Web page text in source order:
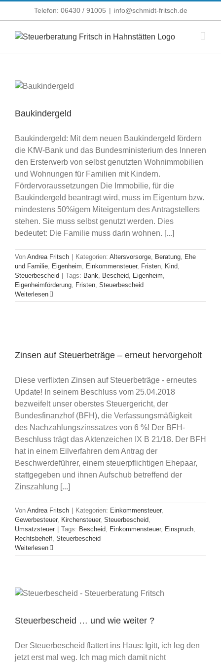
Telefon: 06430 / 91005 | info@schmidt-fritsch.de
Baukindergeld
Baukindergeld: Mit dem neuen Baukindergeld fördern
die KfW-Bank und das Bundesministerium des Inneren
den Ersterwerb von selbst genutzten Wohnimmobilien
und Wohnungen für Familien mit Kindern.
Fördervoraussetzungen Die Immobilie, für die
Baukindergeld beantragt wird, muss im Eigentum bzw.
mindestens 50%igem Miteigentum des Antragstellers
stehen. Sie muss selbst genutzt werden. Dies
bedeutet: Die Familie muss darin wohnen. [...]
Von Andrea Fritsch Kategorien: Altersvorsorge Beratung
Ehe
und Familie
Eigenheim Einkommensteuer, Fristen Kind
Steuerbescheid
Tags: Bank Bescheid Eigenheim
Eigenheimförderung
Fristen Steuerbescheid
Weiterlesen
Zinsen auf Steuerbeträge – erneut hervorgeholt
Diese verflixten Zinsen auf Steuerbeträge - erneutes
Update! In seinem Beschluss vom 25.04.2018
bezweifelt unser oberstes Steuergericht, der
Bundesfinanzhof (BFH), die Verfassungsmäßigkeit
des Nachzahlungszinssatzes von 6 %! Der BFH-
Beschluss trägt das Aktenzeichen IX B 21/18. Der BFH
hat in einem Eilverfahren dem Antrag der
Beschwerdeführer, einem steuerpflichtigen Ehepaar,
stattgegeben und ihnen Aufschub betreffend der
Zinszahlung [...]
Von Andrea Fritsch Kategorien: Einkommensteuer,
Gewerbesteuer, Kirchensteuer, Steuerbescheid
Umsatzsteuer
Tags: Bescheid Einkommensteuer, Einspruch
Rechtsbehelf Steuerbescheid
Weiterlesen
Steuerbescheid … und wie weiter ?
Der Steuerbescheid flattert ins Haus: Igitt, ich leg den
jetzt erst mal weg. Ich mag mich damit nicht